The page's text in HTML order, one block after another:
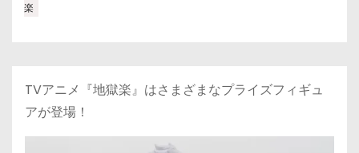
楽
TVアニメ『地獄楽』はさまざまなプライズフィギュ
アが登場！